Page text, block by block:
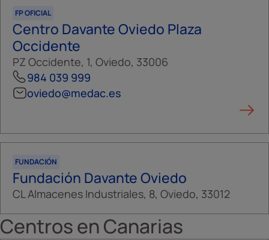
FP OFICIAL
Centro Davante Oviedo Plaza
Occidente
PZ Occidente, 1, Oviedo, 33006
984 039 999
oviedo@medac.es
FUNDACIÓN
Fundación Davante Oviedo
CL Almacenes Industriales, 8, Oviedo, 33012
Centros enCanarias